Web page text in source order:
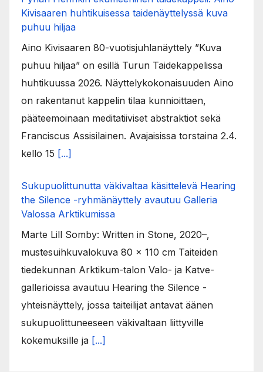
Kivisaaren huhtikuisessa taidenäyttelyssä kuva
puhuu hiljaa
Aino Kivisaaren 80-vuotisjuhlanäyttely ”Kuva
puhuu hiljaa” on esillä Turun Taidekappelissa
huhtikuussa 2026. Näyttelykokonaisuuden Aino
on rakentanut kappelin tilaa kunnioittaen,
pääteemoinaan meditatiiviset abstraktiot sekä
Franciscus Assisilainen. Avajaisissa torstaina 2.4.
kello 15 [...]
Sukupuolittunutta väkivaltaa käsittelevä Hearing
the Silence -ryhmänäyttely avautuu Galleria
Valossa Arktikumissa
Marte Lill Somby: Written in Stone, 2020–,
mustesuihkuvalokuva 80 x 110 cm Taiteiden
tiedekunnan Arktikum-talon Valo- ja Katve-
gallerioissa avautuu Hearing the Silence -
yhteisnäyttely, jossa taiteilijat antavat äänen
sukupuolittuneeseen väkivaltaan liittyville
kokemuksille ja [...]